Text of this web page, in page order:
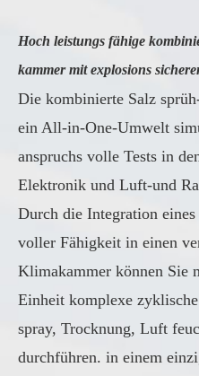
Hoch leistungs fähige
kammer mit explosions
Die kombinierte Salz
ein All-in-One-Umwelt
anspruchs volle Tests in
Elektronik und Luft-und
Durch die Integration
voller Fähigkeit in einen
Klimakammer können Sie
Einheit komplexe
spray, Trocknung, Luft
durchführen. in einem